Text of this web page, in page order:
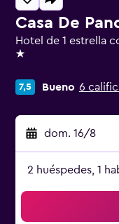
Casa De
Hotel de 1 estrella
1 estrella
7,5 Bueno 6
dom. 16/8
2 huéspedes, 1